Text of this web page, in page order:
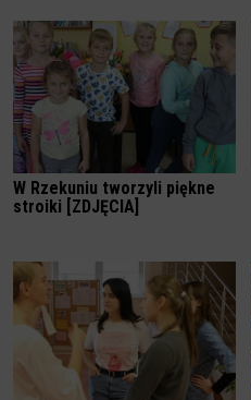
W Rzekuniu tworzyli piękne
stroiki [ZDJĘCIA]